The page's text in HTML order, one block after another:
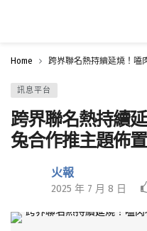
Home 跨界聯名熱持續延燒！嗑
訊息平台
跨界聯名熱持續
兔合作推主題佈
火報
2025 年 7 月 8 日